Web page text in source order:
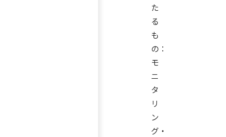
た
る
も
の：
モ
ニ
タ
リ
ン
グ・